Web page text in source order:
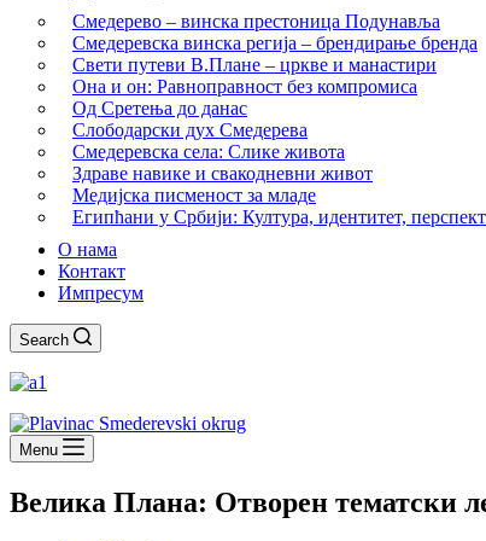
Смедерево – винска престоница Подунавља
Смедеревска винска регија – брендирање бренда
Свети путеви В.Плане – цркве и манастири
Она и он: Равноправност без компромиса
Од Сретења до данас
Слободарски дух Смедерева
Смедеревска села: Слике живота
Здраве навике и свакодневни живот
Медијска писменост за младе
Египћани у Србији: Култура, идентитет,
О нама
Контакт
Импресум
Search
Menu
Велика Плана: Отворен тематски